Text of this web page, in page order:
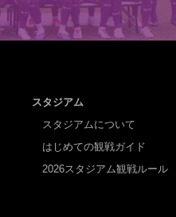
スタジアム
スタジアムについて
はじめての観戦ガイド
2026スタジアム観戦ルール